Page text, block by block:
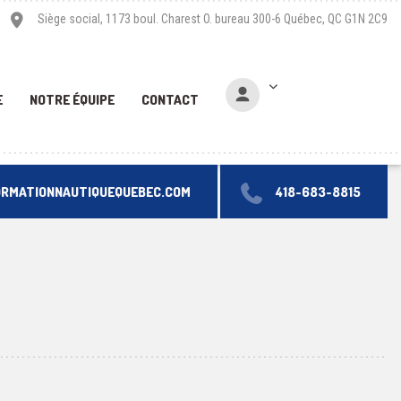
Siège social, 1173 boul. Charest O. bureau 300-6 Québec, QC G1N 2C9
NOTRE ÉQUIPE CONTACT
418-683-8815